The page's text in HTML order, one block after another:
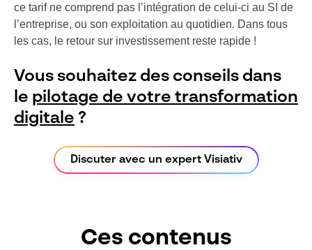
ce tarif ne comprend pas l’intégration de celui-ci au SI de
l’entreprise, ou son exploitation au quotidien. Dans tous
les cas, le retour sur investissement reste rapide !
Vous souhaitez des conseils dans
le pilotage de votre transformation
digitale ?
Discuter avec un expert Visiativ
Ces contenus